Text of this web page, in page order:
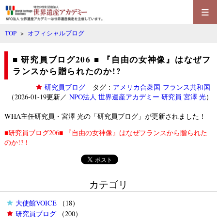
≡
TOP > オフィシャルブログ
■ 研究員ブログ206 ■ 『自由の女神像』はなぜフ
ランスから贈られたのか!?
研究員ブログタグ： アメリカ合衆国 フランス共和国
（2026-01-19更新／ NPO法人 世界遺産アカデミー 研究員 宮澤 光）
WHA主任研究員・宮澤 光の「研究員ブログ」が更新されました！
■研究員ブログ206■ 『自由の女神像』はなぜフランスから贈られた
のか!?！
カテゴリ
大使館VOICE（18）
研究員ブログ（200）